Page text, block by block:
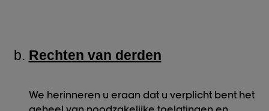
Rechten van derden
We herinneren u eraan dat u verplicht bent het